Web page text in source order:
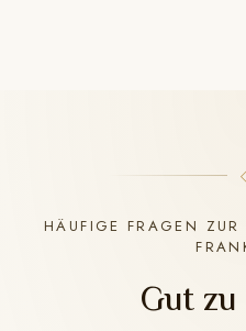
HÄUFIGE FRAGEN
Gut zu